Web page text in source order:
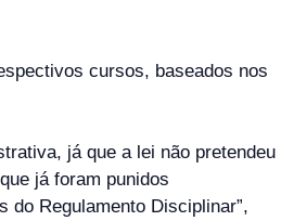
cursos, baseados nos
já que a lei não pretendeu
já foram punidos
do Regulamento Disciplinar”,